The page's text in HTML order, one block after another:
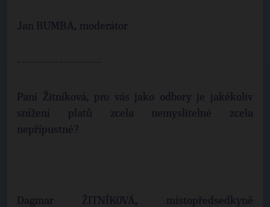
Jan BUMBA, moderátor
--------------------
Paní Žitníková, pro vás jako odbory je jakékoliv
snížení platů zcela nemyslitelné zcela
nepřípustné?
Dagmar ŽITNÍKOVÁ, místopředsedkyně